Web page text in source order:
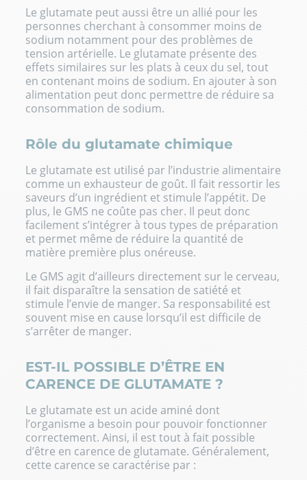
Le glutamate peut aussi être un allié pour les
personnes cherchant à consommer moins de
sodium notamment pour des problèmes de
tension artérielle. Le glutamate présente des
effets similaires sur les plats à ceux du sel, tout
en contenant moins de sodium. En ajouter à son
alimentation peut donc permettre de réduire sa
consommation de sodium.
Rôle du glutamate chimique
Le glutamate est utilisé par l’industrie alimentaire
comme un exhausteur de goût. Il fait ressortir les
saveurs d’un ingrédient et stimule l’appétit. De
plus, le GMS ne coûte pas cher. Il peut donc
facilement s’intégrer à tous types de préparation
et permet même de réduire la quantité de
matière première plus onéreuse.
Le GMS agit d’ailleurs directement sur le cerveau,
il fait disparaître la sensation de satiété et
stimule l’envie de manger. Sa responsabilité est
souvent mise en cause lorsqu’il est difficile de
s’arrêter de manger.
EST-IL POSSIBLE D’ÊTRE EN
CARENCE DE GLUTAMATE ?
Le glutamate est un acide aminé dont
l’organisme a besoin pour pouvoir fonctionner
correctement. Ainsi, il est tout à fait possible
d’être en carence de glutamate. Généralement,
cette carence se caractérise par :